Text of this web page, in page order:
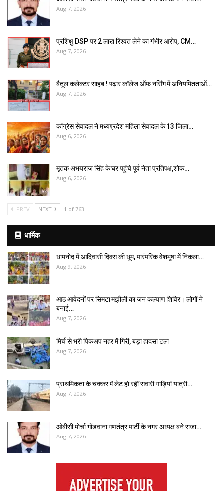
Aug 7, 2026
प्रशिक्षु DSP पर ₹2 लाख रिश्वत लेने का गंभीर आरोप, CM…
Aug 7, 2026
बैतूल कलेक्टर साहब ! पढ़ार कॉलेज ऑफ नर्सिंग में अनियमितताओं…
Aug 7, 2026
कांग्रेस सेवादल ने मध्यप्रदेश महिला सेवादल के 13 जिला…
Aug 6, 2026
मृतक अभयराज सिंह के घर पहुंचे पूर्व नेता प्रतिपक्ष,शोक…
Aug 6, 2026
PREV NEXT 1 of 763
धार्मिक
धामनोद में आदिवासी दिवस की धूम, पारंपरिक वेशभूषा में निकला…
Aug 9, 2026
आठ आवेदनों पर सिमटा मझौली का जन कल्याण शिविर। लोगों ने
बनाई…
Aug 7, 2026
मिर्च से भरी पिकअप नहर में गिरी, बड़ा हादसा टला
Aug 7, 2026
प्राथमिकता के चक्कर में लेट हो रहीं सवारी गाड़ियां यात्री…
Aug 7, 2026
ओबीसी मोर्चा गोंडवाना गणतंत्र पार्टी के नगर अध्यक्ष बने राजा…
Aug 7, 2026